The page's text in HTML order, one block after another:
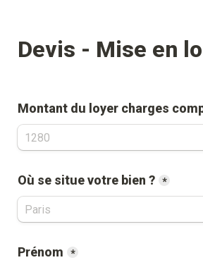
Devis - Mise en
Montant du loyer charges
Où se situe votre bien ? *
Prénom *